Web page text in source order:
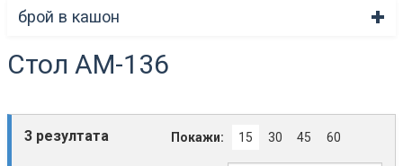
брой в кашон
Стол АМ-136
3 резултата Покажи: 15 30 45 60